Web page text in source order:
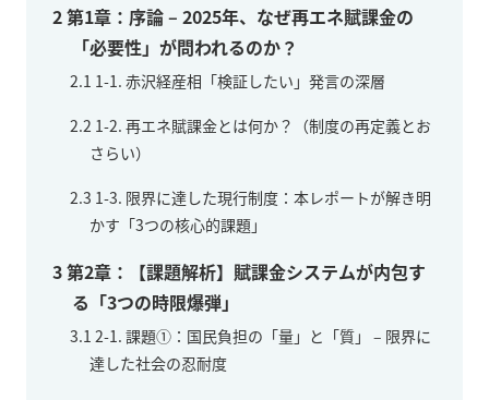
2第1章：序論 – 2025年、なぜ再エネ賦課金の
「必要性」が問われるのか？
2.1 1-1. 赤沢経産相「検証したい」発言の深層
2.2 1-2. 再エネ賦課金とは何か？（制度の再定義とお
さらい）
2.3 1-3. 限界に達した現行制度：本レポートが解き明
かす「3つの核心的課題」
3第2章：【課題解析】賦課金システムが内包す
る「3つの時限爆弾」
3.1 2-1. 課題①：国民負担の「量」と「質」 – 限界に
達した社会の忍耐度